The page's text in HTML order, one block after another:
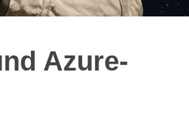
Azure-